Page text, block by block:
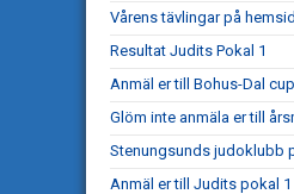
Vårens tävlingar på
Resultat Judits Pokal 1
Anmäl er till Bohus-Dal
Glöm inte anmäla er till
Stenungsunds judoklubb
Anmäl er till Judits pokal 1